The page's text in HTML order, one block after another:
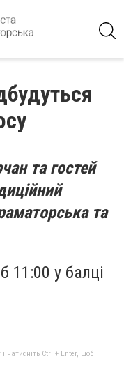
та гостей
та
11:00 у балці
натисніть Ctrl + Enter, щоб